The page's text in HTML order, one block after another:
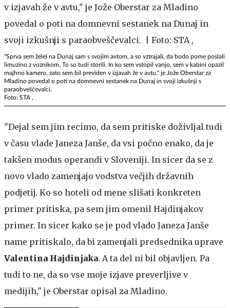
"Sprva sem želel na Dunaj sam s svojim avtom, a so vztrajali, da bodo pome poslali
limuzino z voznikom. To so tudi storili. In ko sem vstopil vanjo, sem v kabini opazil
majhno kamero, zato sem bil previden v izjavah že v avtu," je Jože Oberstar za
Mladino povedal o poti na domnevni sestanek na Dunaj in svoji izkušnji s
paraobveščevalci.
Foto: STA ,
"Dejal sem jim recimo, da sem pritiske doživljal tudi
v času vlade Janeza Janše, da vsi počno enako, da je
takšen modus operandi v Sloveniji. In sicer da se z
novo vlado zamenjajo vodstva večjih državnih
podjetij. Ko so hoteli od mene slišati konkreten
primer pritiska, pa sem jim omenil Hajdinjakov
primer. In sicer kako se je pod vlado Janeza Janše
name pritiskalo, da bi zamenjali predsednika uprave
Valentina Hajdinjaka. A ta del ni bil objavljen. Pa
tudi to ne, da so vse moje izjave preverljive v
medijih," je Oberstar opisal za Mladino.